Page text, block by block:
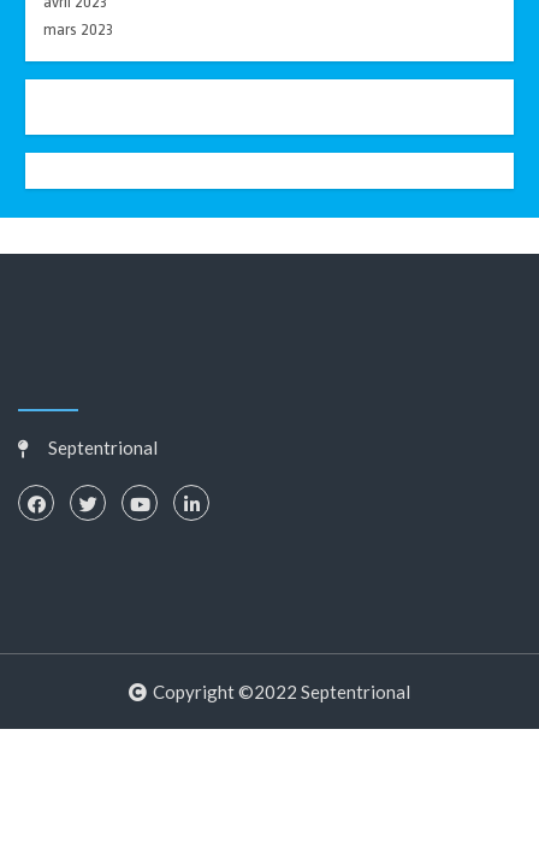
mars 2023
Septentrional
Copyright ©2022 Septentrional